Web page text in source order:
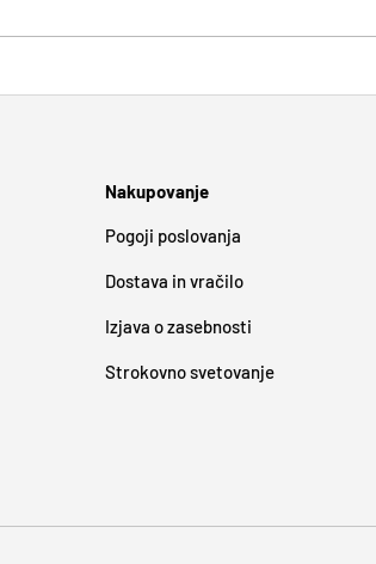
Nakupovanje
Pogoji poslovanja
Dostava in vračilo
Izjava o zasebnosti
Strokovno svetovanje